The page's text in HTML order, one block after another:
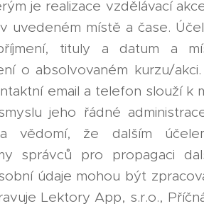
je realizace vzdělávací
uvedeném místě a čase.
tituly a datum a
o absolvovaném kurzu/
email a telefon slouží k
jeho řádné
vědomí, že dalším
správců pro propagaci
údaje mohou být
Lektory App, s.r.o.,